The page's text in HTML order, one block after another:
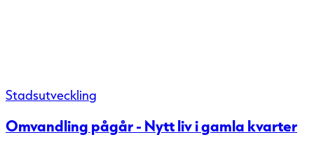
Stadsutveckling
Omvandling pågår - Nytt liv i gamla kvarter